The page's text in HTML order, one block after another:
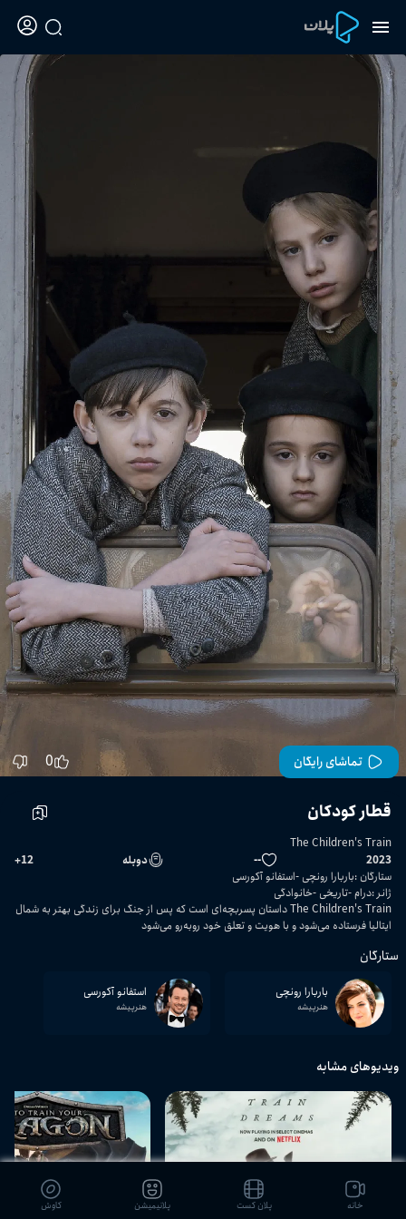
تماشای رایگان 0
قطار کودکان
The Children's Train
2023
-- دوبله 12
+
ستارگان :باربارا رونچی استفانو آکورسی
ژانر :درام تاریخی خانوادگی
The Children's Train داستان پسربچه‌ای است که پس از جنگ برای زندگی بهتر به شمال
ایتالیا فرستاده می‌شود و با هویت و تعلق خود روبه‌رو می‌شود
ستارگان
باربارا رونچی
هنرپیشه
استفانو آکورسی
هنرپیشه
ویدیوهای مشابه
خانه پلان کست پلانیمیشن کاوش